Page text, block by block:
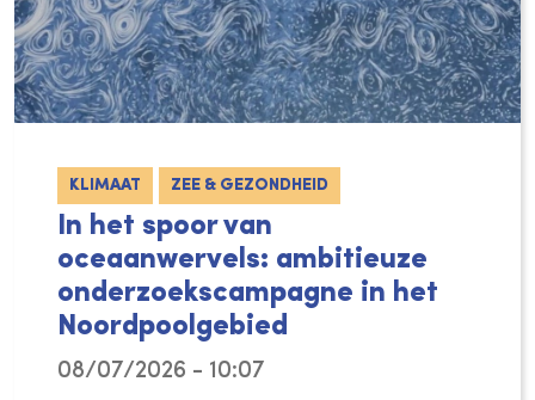
KLIMAAT ZEE & GEZONDHEID
In het spoor van
oceaanwervels: ambitieuze
onderzoekscampagne in het
Noordpoolgebied
08/07/2026 - 10:07